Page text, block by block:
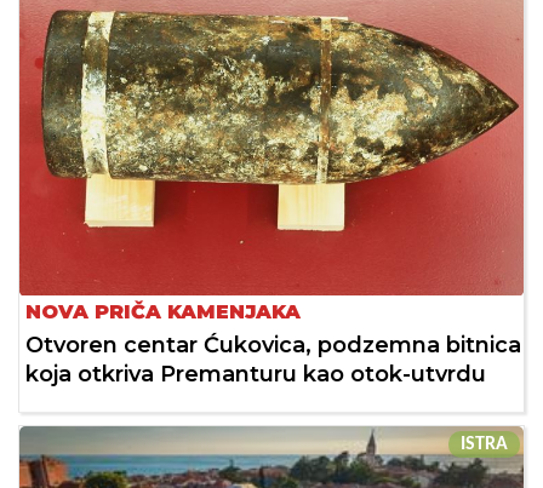
NOVA PRIČA KAMENJAKA
Otvoren centar Ćukovica, podzemna bitnica
koja otkriva Premanturu kao otok-utvrdu
ISTRA